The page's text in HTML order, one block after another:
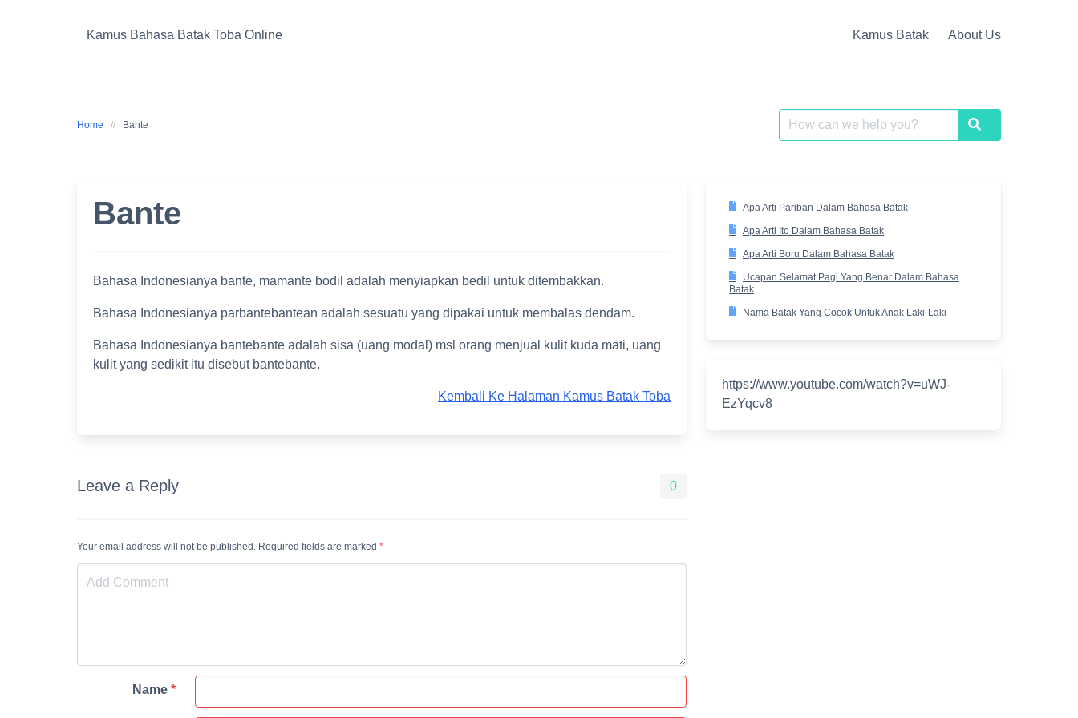
Kamus Bahasa Batak Toba Online Kamus Batak About Us
Home Bante
Search
for:
Search
Apa Arti Pariban Dalam Bahasa Batak
Apa Arti Ito Dalam Bahasa Batak
Apa Arti Boru Dalam Bahasa Batak
Ucapan Selamat Pagi Yang Benar Dalam Bahasa
Batak
Nama Batak Yang Cocok Untuk Anak Laki-Laki
https://www.youtube.com/watch?v=uWJ-
EzYqcv8
Bante
Bahasa Indonesianya bante, mamante bodil adalah menyiapkan bedil untuk ditembakkan.
Bahasa Indonesianya parbantebantean adalah sesuatu yang dipakai untuk membalas dendam.
Bahasa Indonesianya bantebante adalah sisa (uang modal) msl orang menjual kulit kuda mati, uang
kulit yang sedikit itu disebut bantebante.
Kembali Ke Halaman Kamus Batak Toba
Leave a Reply 0
Your email address will not be published. Required fields are marked *
Name *